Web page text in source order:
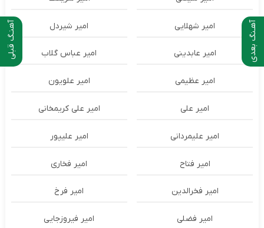
آهنـگ قبلی آهـنگ بعدی امیر شهلایی امیر شیردل
امیر عابدینی امیر عباس گلاب
امیر عظیمی امیر علویون
امیر علی امیر علی کریمخانی
امیر علیمردانی امیر علیپور
امیر فتاح امیر فخاری
امیر فخرالدین امیر فرخ
امیر فضلی امیر فیروزجایی